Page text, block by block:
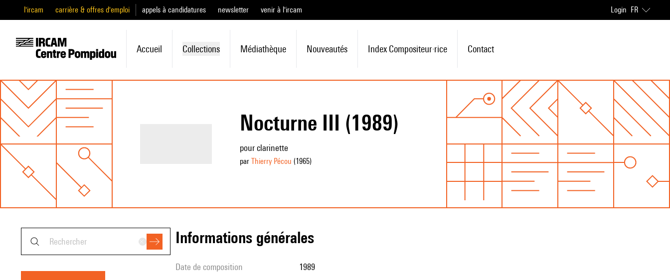
l'ircam carrière & offres d'emploi appels à candidatures newsletter venir à l'ircam Login FR
Accueil Collections Médiathèque Nouveautés Index Compositeur·rice Contact
Nocturne III (1989)
pour clarinette
par Thierry Pécou (1965)
informations générales
date de composition 1989